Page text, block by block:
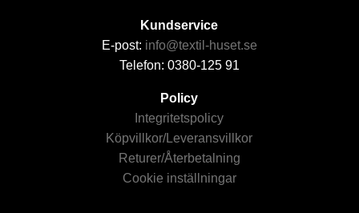
Kundservice
E-post: info@textil-huset.se
Telefon: 0380-125 91
Policy
Integritetspolicy
Köpvillkor/Leveransvillkor
Returer/Återbetalning
Cookie inställningar